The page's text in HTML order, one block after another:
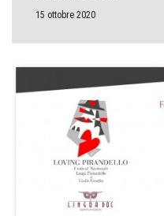
15 ottobre 2020